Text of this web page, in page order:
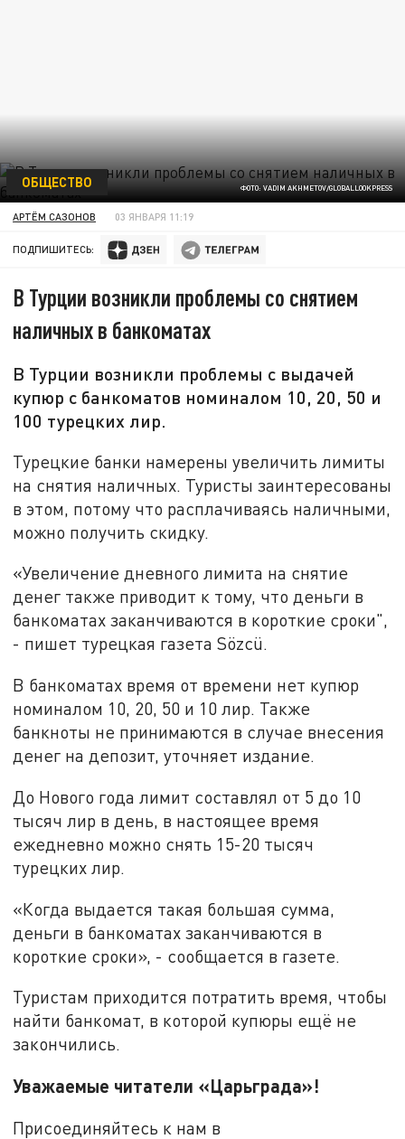
ФОТО: VADIM AKHMETOV/GLOBALLOOKPRESS
ОБЩЕСТВО
АРТЁМ САЗОНОВ 03 ЯНВАРЯ 11:19
ПОДПИШИТЕСЬ:
В Турции возникли проблемы со снятием
наличных в банкоматах
В Турции возникли проблемы с выдачей
купюр с банкоматов номиналом 10, 20, 50 и
100 турецких лир.
Турецкие банки намерены увеличить лимиты
на снятия наличных. Туристы заинтересованы
в этом, потому что расплачиваясь наличными,
можно получить скидку.
«Увеличение дневного лимита на снятие
денег также приводит к тому, что деньги в
банкоматах заканчиваются в короткие сроки",
- пишет турецкая газета Sözcü.
В банкоматах время от времени нет купюр
номиналом 10, 20, 50 и 10 лир. Также
банкноты не принимаются в случае внесения
денег на депозит, уточняет издание.
До Нового года лимит составлял от 5 до 10
тысяч лир в день, в настоящее время
ежедневно можно снять 15-20 тысяч
турецких лир.
«Когда выдается такая большая сумма,
деньги в банкоматах заканчиваются в
короткие сроки», - сообщается в газете.
Туристам приходится потратить время, чтобы
найти банкомат, в которой купюры ещё не
закончились.
Уважаемые читатели «Царьграда»!
Присоединяйтесь к нам в